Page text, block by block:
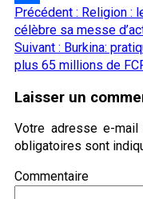
Partager
Navigation
d’article
Précédent : Religion :
célèbre sa messe
Suivant : Burkina:
plus 65 millions de
Laisser un
Votre adresse e-
obligatoires sont